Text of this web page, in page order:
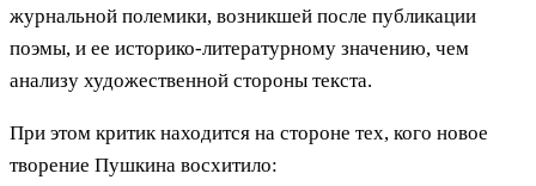
журнальной полемики, возникшей после публикации
поэмы, и ее историко-литературному значению, чем
анализу художественной стороны текста.
При этом критик находится на стороне тех, кого новое
творение Пушкина восхитило: